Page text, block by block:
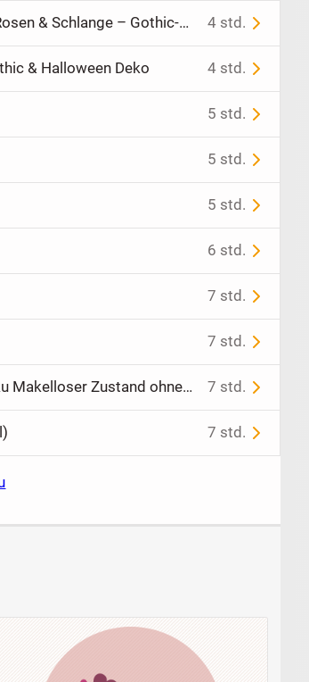
Handgemachte Totenkopf-Säulenkerze mit Rosen & Schlange – Gothic-Deko 4 std.
& Halloween Deko 4 std.
5 std.
5 std.
5 std.
6 std.
7 std.
7 std.
iPhone 15 Pro Max 256GB schwarz 91% Akku Makelloser Zustand ohne Beschädigungen 7 std.
7 std.